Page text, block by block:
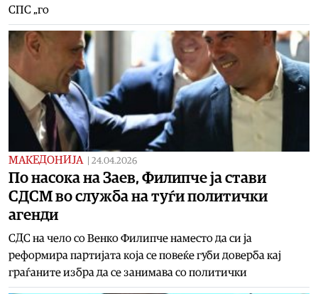
СПС „го
МАКЕДОНИЈА 24.04.2026
По насока на Заев, Филипче ја стави
СДСM во служба на туѓи политички
агенди
СДС на чело со Венко Филипче наместо да си ја
реформира партијата која се повеќе губи доверба кај
граѓаните избра да се занимава со политички